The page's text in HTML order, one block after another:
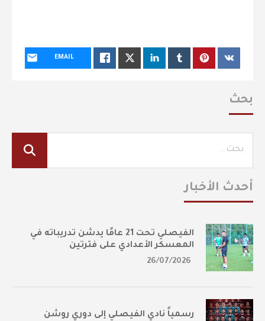
EMAIL
بحث
أحدث الأخبار
الفيصلي تحت 21 عامًا يدشن تدريباته في
المعسكر الأعدادي على فترتين
26/07/2026
رسمياً نادي الفيصلي إلى دوري روشن